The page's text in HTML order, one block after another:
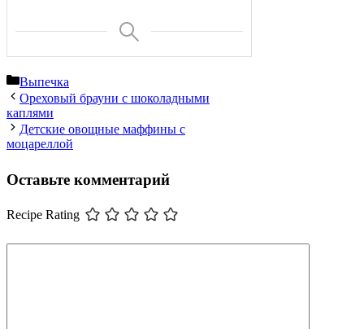
Рубрики
Выпечка
Ореховый брауни с шоколадными
каплями
Детские овощные маффины с
моцареллой
Оставьте комментарий
Recipe Rating